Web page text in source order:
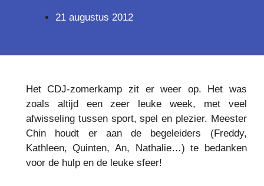
21 augustus 2012
Het CDJ-zomerkamp zit er weer op. Het was
zoals altijd een zeer leuke week, met veel
afwisseling tussen sport, spel en plezier. Meester
Chin houdt er aan de begeleiders (Freddy,
Kathleen, Quinten, An, Nathalie…) te bedanken
voor de hulp en de leuke sfeer!